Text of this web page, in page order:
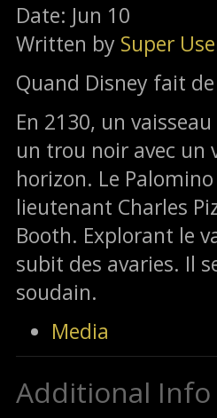
Date: Jun 10
Written by Super
Quand Disney fait
En 2130, un
un trou noir avec un
horizon. Le
lieutenant Charles
Booth. Explorant le
subit des avaries. Il
soudain.
Media
Additional Info